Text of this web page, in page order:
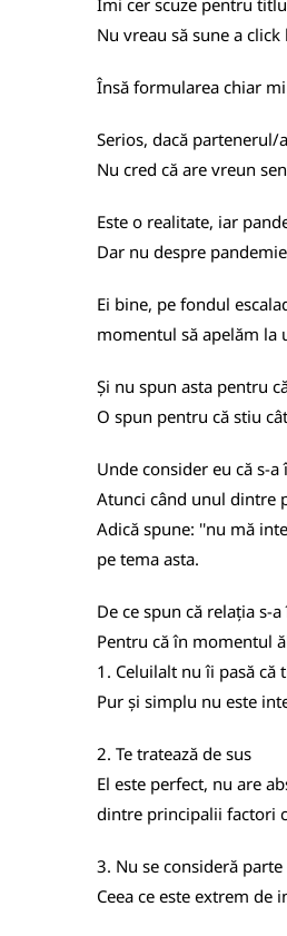
Îmi cer scuze pentru
Nu vreau să sune a click
Însă formularea chiar
Serios, dacă partenerul/
Nu cred că are vreun
Este o realitate, iar
Dar nu despre
Ei bine, pe fondul
momentul să apelăm la
Și nu spun asta pentru
O spun pentru că stiu
Unde consider eu că s-a
Atunci când unul dintre
Adică spune: ''nu mă
pe tema asta.
De ce spun că relația s-a
Pentru că în momentul
1. Celuilalt nu îi pasă că
Pur și simplu nu este
2. Te tratează de sus
El este perfect, nu are
dintre principalii factori
3. Nu se consideră
Ceea ce este extrem de